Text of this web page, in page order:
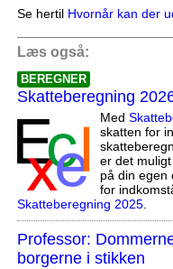
Se hertil Hvornår kan der
Læs også:
BEREGNER
Skatteberegning
Med
skatten for
er det
på din egen
for
Skatteberegning 2025.
Professor:
borgerne i stikken